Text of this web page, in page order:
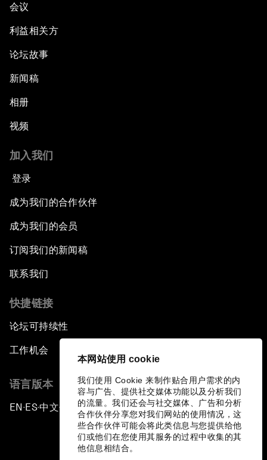
本网站使用 cookie
我们使用 Cookie 来制作贴合用户需求的内
容与广告、提供社交媒体功能以及分析我们
的流量。我们还会与社交媒体、广告和分析
合作伙伴分享您对我们网站的使用情况，这
些合作伙伴可能会将此类信息与您提供给他
们或他们在您使用其服务的过程中收集的其
他信息相结合。
会议
利益相关方
论坛故事
新闻稿
相册
视频
加入我们
登录
成为我们的合作伙伴
成为我们的会员
订阅我们的新闻稿
联系我们
快捷链接
论坛可持续性
工作机会
语言版本
EN ▪ES▪中文▪ 日本語